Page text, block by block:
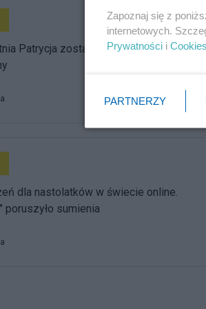
Patrycja została odnaleziona; Child
dla nastolatków w świecie online.
poruszyło sumienia
Zapoznaj się z
internetowych.
Prywatności i Cookies
PARTNERZY